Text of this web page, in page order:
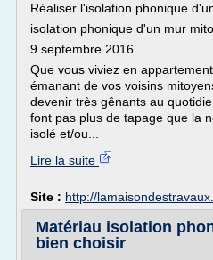
Réaliser l'isolation phonique
isolation phonique d'un mur
9 septembre 2016
Que vous viviez en
émanant de vos voisins
devenir très gênants au
font pas plus de tapage que la
isolé et/ou...
Lire la suite
Site : http://
Matériau isolation
bien choisir